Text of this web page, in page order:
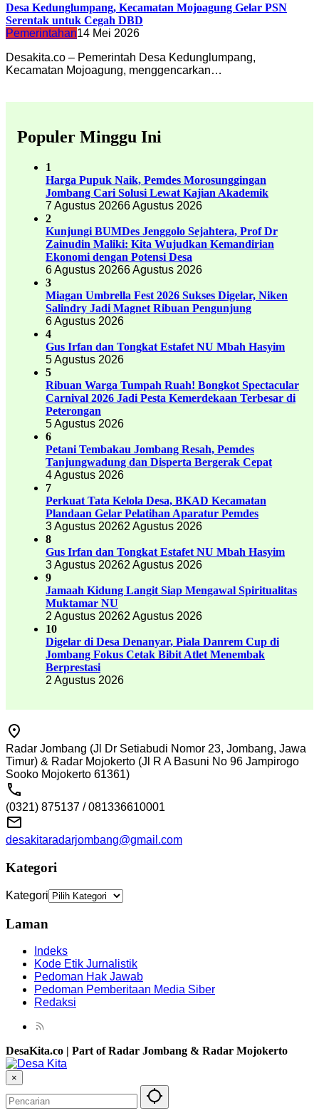
Desa Kedunglumpang, Kecamatan Mojoagung Gelar PSN
Serentak untuk Cegah DBD
Pemerintahan14 Mei 2026
Desakita.co – Pemerintah Desa Kedunglumpang,
Kecamatan Mojoagung, menggencarkan…
Populer Minggu Ini
1
Harga Pupuk Naik, Pemdes Morosunggingan
Jombang Cari Solusi Lewat Kajian Akademik
7 Agustus 20266 Agustus 2026
2
Kunjungi BUMDes Jenggolo Sejahtera, Prof Dr
Zainudin Maliki: Kita Wujudkan Kemandirian
Ekonomi dengan Potensi Desa
6 Agustus 20266 Agustus 2026
3
Miagan Umbrella Fest 2026 Sukses Digelar, Niken
Salindry Jadi Magnet Ribuan Pengunjung
6 Agustus 2026
4
Gus Irfan dan Tongkat Estafet NU Mbah Hasyim
5 Agustus 2026
5
Ribuan Warga Tumpah Ruah! Bongkot Spectacular
Carnival 2026 Jadi Pesta Kemerdekaan Terbesar di
Peterongan
5 Agustus 2026
6
Petani Tembakau Jombang Resah, Pemdes
Tanjungwadung dan Disperta Bergerak Cepat
4 Agustus 2026
7
Perkuat Tata Kelola Desa, BKAD Kecamatan
Plandaan Gelar Pelatihan Aparatur Pemdes
3 Agustus 20262 Agustus 2026
8
Gus Irfan dan Tongkat Estafet NU Mbah Hasyim
3 Agustus 20262 Agustus 2026
9
Jamaah Kidung Langit Siap Mengawal Spiritualitas
Muktamar NU
2 Agustus 20262 Agustus 2026
10
Digelar di Desa Denanyar, Piala Danrem Cup di
Jombang Fokus Cetak Bibit Atlet Menembak
Berprestasi
2 Agustus 2026
Radar Jombang (Jl Dr Setiabudi Nomor 23, Jombang, Jawa
Timur) & Radar Mojokerto (Jl R A Basuni No 96 Jampirogo
Sooko Mojokerto 61361)
(0321) 875137 / 081336610001
desakitaradarjombang@gmail.com
Kategori
Kategori
Laman
Indeks
Kode Etik Jurnalistik
Pedoman Hak Jawab
Pedoman Pemberitaan Media Siber
Redaksi
DesaKita.co | Part of Radar Jombang & Radar Mojokerto
×